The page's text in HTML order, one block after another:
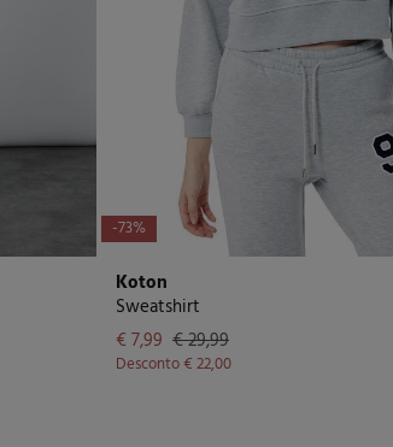
-73%
Koton
Sweatshirt
€ 7,99 € 29,99
Desconto€ 22,00